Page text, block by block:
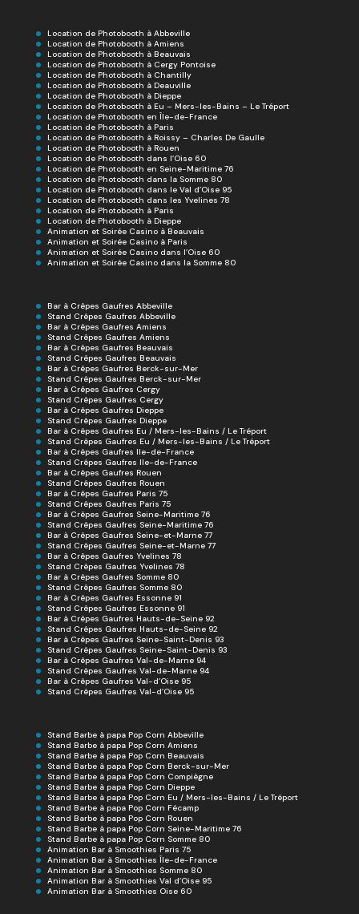
Location de Photobooth à Abbeville
Location de Photobooth à Amiens
Location de Photobooth à Beauvais
Location de Photobooth à Cergy Pontoise
Location de Photobooth à Chantilly
Location de Photobooth à Deauville
Location de Photobooth à Dieppe
Location de Photobooth à Eu – Mers-les-Bains – Le Tréport
Location de Photobooth en Île-de-France
Location de Photobooth à Paris
Location de Photobooth à Roissy – Charles De Gaulle
Location de Photobooth à Rouen
Location de Photobooth dans l’Oise 60
Location de Photobooth en Seine-Maritime 76
Location de Photobooth dans la Somme 80
Location de Photobooth dans le Val d’Oise 95
Location de Photobooth dans les Yvelines 78
Location de Photobooth à Paris
Location de Photobooth à Dieppe
Animation et Soirée Casino à Beauvais
Animation et Soirée Casino à Paris
Animation et Soirée Casino dans l’Oise 60
Animation et Soirée Casino dans la Somme 80
Bar à Crêpes Gaufres Abbeville
Stand Crêpes Gaufres Abbeville
Bar à Crêpes Gaufres Amiens
Stand Crêpes Gaufres Amiens
Bar à Crêpes Gaufres Beauvais
Stand Crêpes Gaufres Beauvais
Bar à Crêpes Gaufres Berck-sur-Mer
Stand Crêpes Gaufres Berck-sur-Mer
Bar à Crêpes Gaufres Cergy
Stand Crêpes Gaufres Cergy
Bar à Crêpes Gaufres Dieppe
Stand Crêpes Gaufres Dieppe
Bar à Crêpes Gaufres Eu / Mers-les-Bains / Le Tréport
Stand Crêpes Gaufres Eu / Mers-les-Bains / Le Tréport
Bar à Crêpes Gaufres Ile-de-France
Stand Crêpes Gaufres Ile-de-France
Bar à Crêpes Gaufres Rouen
Stand Crêpes Gaufres Rouen
Bar à Crêpes Gaufres Paris 75
Stand Crêpes Gaufres Paris 75
Bar à Crêpes Gaufres Seine-Maritime 76
Stand Crêpes Gaufres Seine-Maritime 76
Bar à Crêpes Gaufres Seine-et-Marne 77
Stand Crêpes Gaufres Seine-et-Marne 77
Bar à Crêpes Gaufres Yvelines 78
Stand Crêpes Gaufres Yvelines 78
Bar à Crêpes Gaufres Somme 80
Stand Crêpes Gaufres Somme 80
Bar à Crêpes Gaufres Essonne 91
Stand Crêpes Gaufres Essonne 91
Bar à Crêpes Gaufres Hauts-de-Seine 92
Stand Crêpes Gaufres Hauts-de-Seine 92
Bar à Crêpes Gaufres Seine-Saint-Denis 93
Stand Crêpes Gaufres Seine-Saint-Denis 93
Bar à Crêpes Gaufres Val-de-Marne 94
Stand Crêpes Gaufres Val-de-Marne 94
Bar à Crêpes Gaufres Val-d’Oise 95
Stand Crêpes Gaufres Val-d’Oise 95
Stand Barbe à papa Pop Corn Abbeville
Stand Barbe à papa Pop Corn Amiens
Stand Barbe à papa Pop Corn Beauvais
Stand Barbe à papa Pop Corn Berck-sur-Mer
Stand Barbe à papa Pop Corn Compiègne
Stand Barbe à papa Pop Corn Dieppe
Stand Barbe à papa Pop Corn Eu / Mers-les-Bains / Le Tréport
Stand Barbe à papa Pop Corn Fécamp
Stand Barbe à papa Pop Corn Rouen
Stand Barbe à papa Pop Corn Seine-Maritime 76
Stand Barbe à papa Pop Corn Somme 80
Animation Bar à Smoothies Paris 75
Animation Bar à Smoothies Île-de-France
Animation Bar à Smoothies Somme 80
Animation Bar à Smoothies Val d’Oise 95
Animation Bar à Smoothies Oise 60